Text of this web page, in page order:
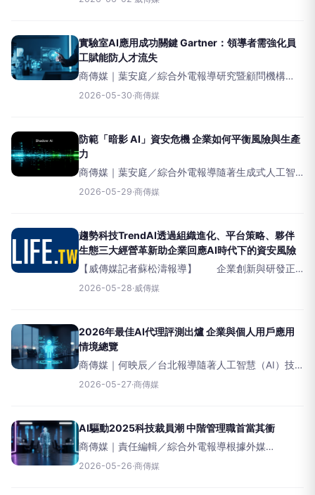
實驗室AI應用成功關鍵 Gartner：領導者需強化員
工賦能防人才流失
商傳媒｜葉安庭／綜合外電報導研究暨顧問機構
Gartner預測，至2027年，若企業缺乏全面的AI人才
將
2026-05-30·商傳媒
防範「暗影 AI」資安危機 企業如何平衡風險與生產
力
商傳媒｜葉安庭／綜合外電報導隨著生成式人工智
慧（GenerativeAI）工具的普及，企業面臨一項日
2026-05-29·商傳媒
趨勢科技TrendAI透過組織進化、平台策略、夥伴
生態三大經營革新助企業回應AI時代下的資安風險
【威傳媒記者蘇松濤報導】 企業創新與研發正
因AI重塑規則，根據Gartner預測，全球AI支出於
2026-05-28·威傳媒
2026年最佳AI代理評測出爐 企業與個人用戶應用
情境總覽
商傳媒｜何映辰／台北報導隨著人工智慧（AI）技
術持續快速演進，AI代理程式正從簡單的問答工
《Memeburn
2026-05-27·商傳媒
AI驅動2025科技裁員潮 中階管理職首當其衝
商傳媒｜責任編輯／綜合外電報導根據外媒
《mint》報導，2025年科技業的裁員潮，與過往因
2026-05-26·商傳媒